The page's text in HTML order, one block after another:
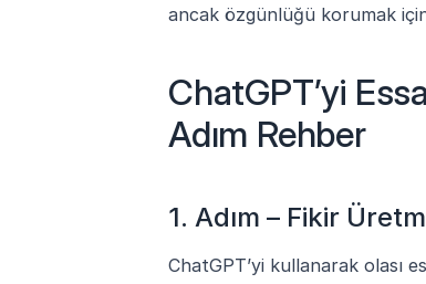
ancak özgünlüğü korumak
ChatGPT’yi
Adım Rehber
1. Adım – Fikir
ChatGPT’yi kullanarak olası